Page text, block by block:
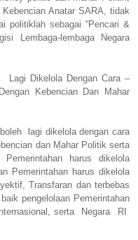
Anatar SARA, tidak
politiklah sebagai “Pencari &
Lembaga-lembaga Negara
Lagi Dikelola Dengan Cara –
Kebencian Dan Mahar
lagi dikelola dengan cara
dan Mahar Politik serta
harus dikelola
Pemerintahan harus dikelola
Transfaran dan terbebas
pengelolaan Pemerintahan
serta Negara RI